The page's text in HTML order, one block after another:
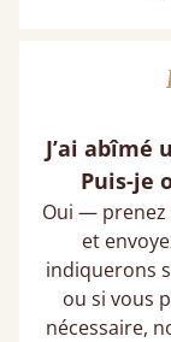
J’ai abîmé
Puis-je
Oui — prenez
et
indiquerons
ou si vous
nécessaire,